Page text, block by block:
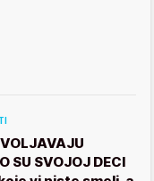
SU SVOJOJ DECI